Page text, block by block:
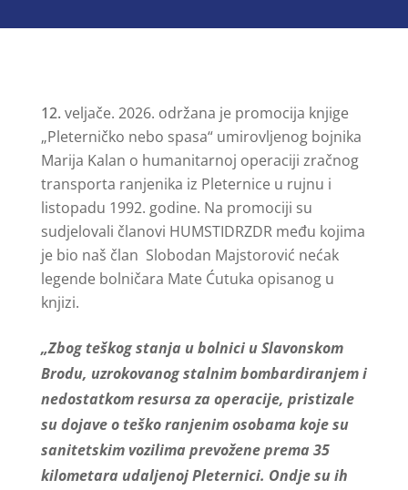
veljače. 2026. održana je promocija knjige
„Pleterničko nebo spasa“ umirovljenog bojnika
Marija Kalan o humanitarnoj operaciji zračnog
transporta ranjenika iz Pleternice u rujnu i
listopadu 1992. godine. Na promociji su
sudjelovali članovi HUMSTIDRZDR među kojima
je bio naš član Slobodan Majstorović nećak
legende bolničara Mate Ćutuka opisanog u
knjizi.
„Zbog teškog stanja u bolnici u Slavonskom
Brodu, uzrokovanog stalnim bombardiranjem i
nedostatkom resursa za operacije, pristizale
su dojave o teško ranjenim osobama koje su
sanitetskim vozilima prevožene prema 35
kilometara udaljenoj Pleternici. Ondje su ih